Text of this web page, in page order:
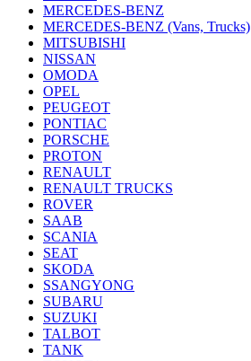
MERCEDES-BENZ
MERCEDES-BENZ (Vans, Trucks)
MITSUBISHI
NISSAN
OMODA
OPEL
PEUGEOT
PONTIAC
PORSCHE
PROTON
RENAULT
RENAULT TRUCKS
ROVER
SAAB
SCANIA
SEAT
SKODA
SSANGYONG
SUBARU
SUZUKI
TALBOT
TANK